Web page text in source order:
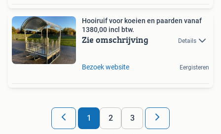
Hooiruif voor koeien en paarden vanaf
1380,00 incl btw.
Zie omschrijving Details
Bezoek website Eergisteren
1 2 3